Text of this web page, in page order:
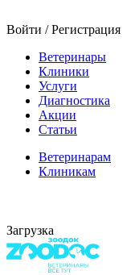
Войти / Регистрация
Ветеринары
Клиники
Услуги
Диагностика
Акции
Статьи
Ветеринарам
Клиникам
Загрузка